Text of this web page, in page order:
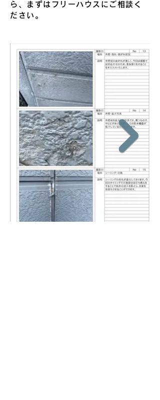
ら、まずはフリーハウスにご相談く
ださい。